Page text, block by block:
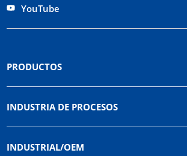
YouTube
PRODUCTOS
INDUSTRIA DE PROCESOS
INDUSTRIAL/OEM